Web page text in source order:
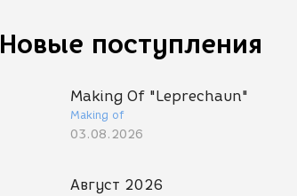
Новые поступления
Making Of "Leprechaun"
Making of
03.08.2026
Август 2026